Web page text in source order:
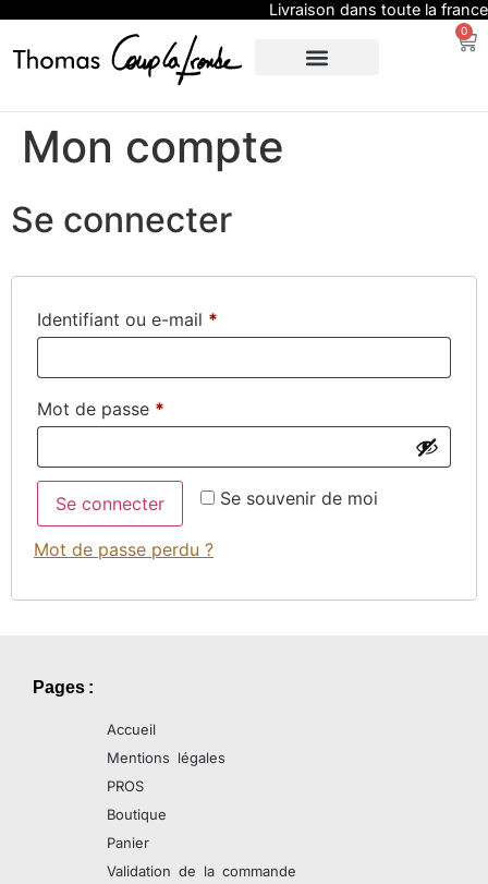
Livraison dans toute la france
0
Mon compte
Se connecter
Identifiant ou e-mail *
Mot de passe *
Se souvenir de moi
Se connecter
Mot de passe perdu ?
Pages :
Accueil
Mentions légales
PROS
Boutique
Panier
Validation de la commande